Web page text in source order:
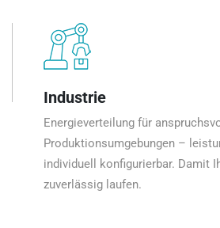
Industrie
Energieverteilung für
Produktionsumgebungen –
individuell konfigurierbar. Damit
zuverlässig laufen.